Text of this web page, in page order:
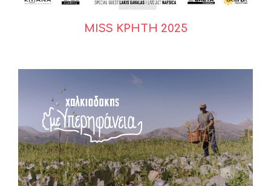
MISS ΚΡΗΤΗ 2025